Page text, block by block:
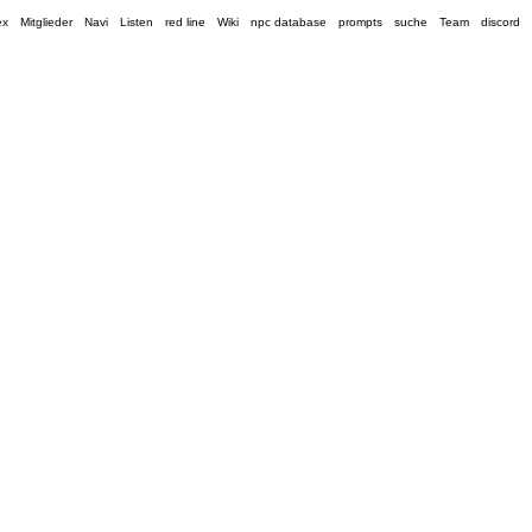
discord
Team
suche
prompts
npc database
Wiki
red line
Listen
Navi
Mitglieder